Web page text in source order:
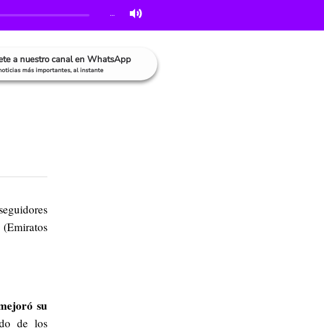
…
a nuestro canal en WhatsApp
más importantes, al instante
su
de los